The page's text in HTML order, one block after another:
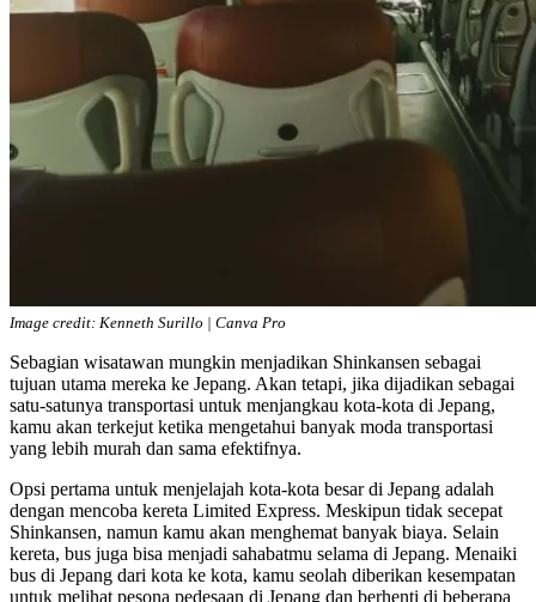
Image credit: Kenneth Surillo | Canva Pro
Sebagian wisatawan mungkin menjadikan Shinkansen sebagai
tujuan utama mereka ke Jepang. Akan tetapi, jika dijadikan sebagai
satu-satunya transportasi untuk menjangkau kota-kota di Jepang,
kamu akan terkejut ketika mengetahui banyak moda transportasi
yang lebih murah dan sama efektifnya.
Opsi pertama untuk menjelajah kota-kota besar di Jepang adalah
dengan mencoba kereta Limited Express. Meskipun tidak secepat
Shinkansen, namun kamu akan menghemat banyak biaya. Selain
kereta, bus juga bisa menjadi sahabatmu selama di Jepang. Menaiki
bus di Jepang dari kota ke kota, kamu seolah diberikan kesempatan
untuk melihat pesona pedesaan di Jepang dan berhenti di beberapa